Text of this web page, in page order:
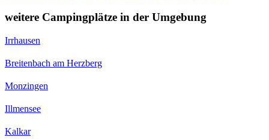
weitere Campingplätze in der Umgebung
Irrhausen
Breitenbach am Herzberg
Monzingen
Illmensee
Kalkar